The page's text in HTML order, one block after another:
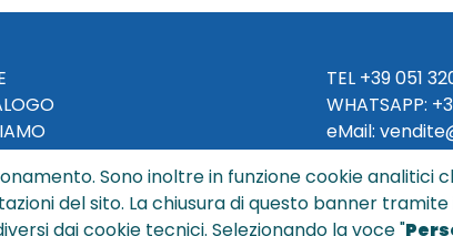
DI VENDITA
TEL +39 051
WHATSAPP:
eMail:
Orari Uffici:
Lun - Ven:
Sono inoltre in funzione cookie analitici
del sito. La chiusura di questo banner
dai cookie tecnici. Selezionando la voce "